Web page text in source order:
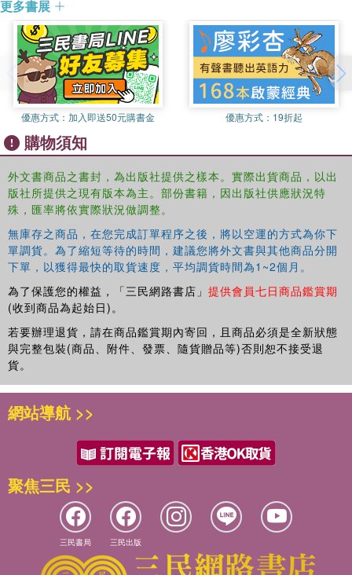
更多書展
優惠方式： 加入即送50元購書金 優惠方式： 19折起
購物須知
外文書商品之書封，為出版社提供之樣本。實際出貨商品，以出
版社所提供之現有版本為主。部份書籍，因出版社供應狀況特
殊，匯率將依實際狀況做調整。
無庫存之商品，在您完成訂單程序之後，將以空運的方式為你下
單調貨。為了縮短等待的時間，建議您將外文書與其他商品分開
下單，以獲得最快的取貨速度，平均調貨時間為1~2個月。
為了保護您的權益，「三民網路書店」 提供會員七日商品鑑賞期
(收到商品為起始日)。
若要辦理退貨，請在商品鑑賞期內寄回，且商品必須是全新狀態
與完整包裝(商品、附件、發票、隨貨贈品等)否則恕不接受退
貨。
網站導航 >>
聚焦三民 >>
三民書局 三民出版